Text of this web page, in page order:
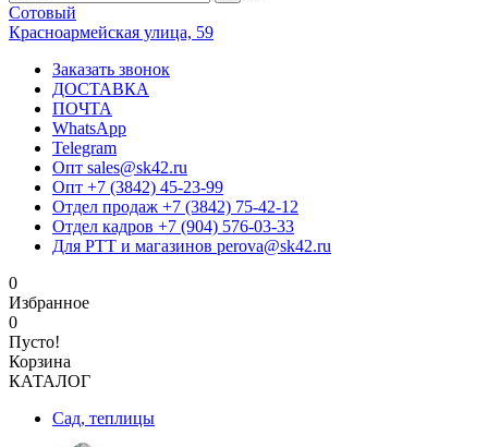
Сотовый
Красноармейская улица, 59
Заказать звонок
ДОСТАВКА
ПОЧТА
WhatsApp
Telegram
Опт sales@sk42.ru
Опт +7 (3842) 45-23-99
Отдел продаж +7 (3842) 75-42-12
Отдел кадров +7 (904) 576-03-33
Для РТТ и магазинов perova@sk42.ru
0
Избранное
0
Пусто!
Корзина
КАТАЛОГ
Сад, теплицы